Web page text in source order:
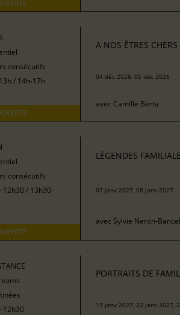
consécutifs
/ 14h-17h
A NOS ÊTRES CHERS
04 déc 2026, 05 déc 2026
avec Camille Berta
consécutifs
12h30 / 13h30-
LÉGENDES
07 janv 2027, 08 janv 2027
avec Sylvie Neron-Bancel
12h30
PORTRAITS DE
19 janv 2027, 22 janv 2027,